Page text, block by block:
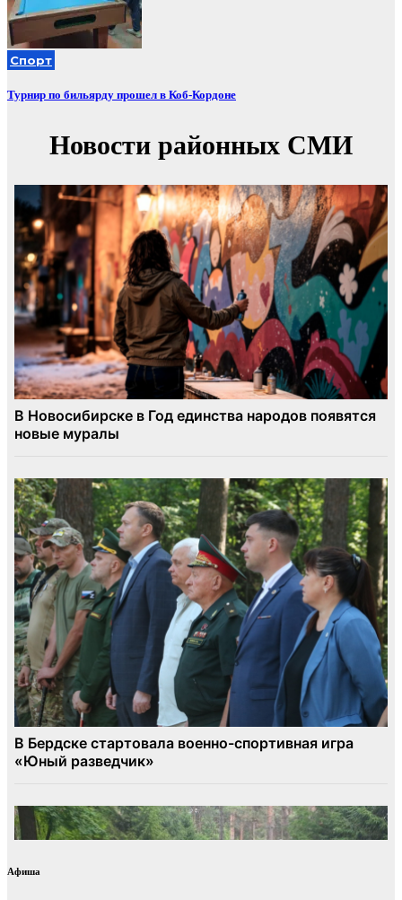
Спорт
Турнир по бильярду прошел в Коб-Кордоне
Афиша